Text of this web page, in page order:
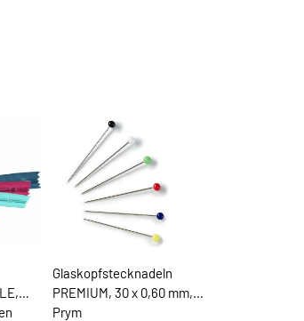
Glaskopfstecknadeln
PREMIUM, 30 x 0,60 mm,
Prym